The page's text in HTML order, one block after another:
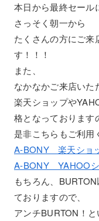
本日から最終セール
さっそく朝一から
たくさんの方にご来
す！！！
また、
なかなかご来店いた
楽天ショップや
格となっております
是非こちらもご利用
A-BONY 楽天ショ
A-BONY YAHOO
もちろん、
ておりますので、
アンチBURTON！と